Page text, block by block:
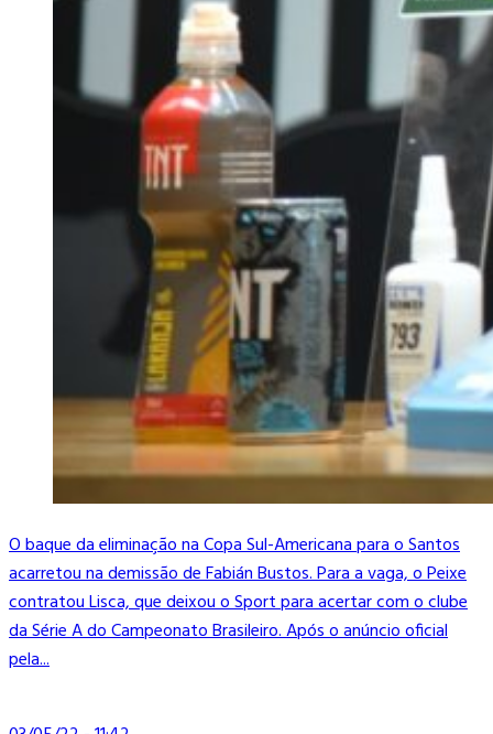
O baque da eliminação na Copa Sul-Americana para o Santos
acarretou na demissão de Fabián Bustos. Para a vaga, o Peixe
contratou Lisca, que deixou o Sport para acertar com o clube
da Série A do Campeonato Brasileiro. Após o anúncio oficial
pela...